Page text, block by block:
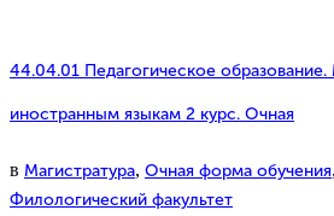
44.04.01 Педагогическое
иностранным языкам 2 курс. Очная
в Магистратура, Очная форма обучения,
Филологический факультет